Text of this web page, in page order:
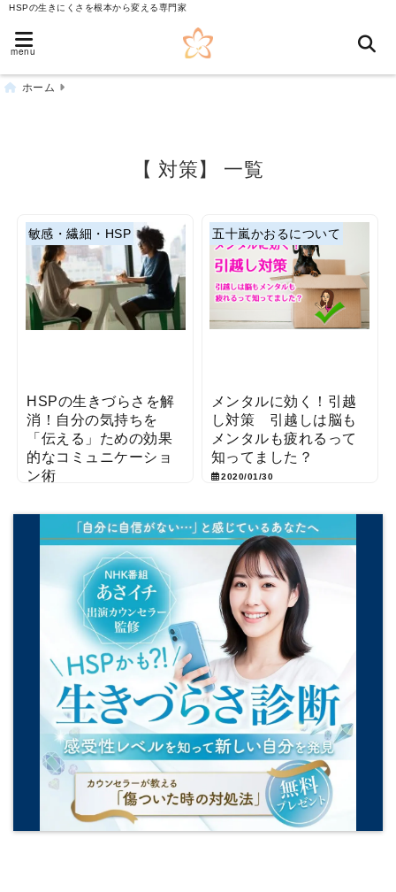
HSPの生きにくさを根本から変える専門家
menu
ホーム
【 対策】 一覧
敏感・繊細・HSP
HSPの生きづらさを解
消！自分の気持ちを
「伝える」ための効果
的なコミュニケーショ
ン術
五十嵐かおるについて
メンタルに効く！引越
し対策 引越しは脳も
メンタルも疲れるって
知ってました？
2020/01/30